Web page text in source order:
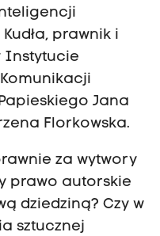
prawnik i
Instytucie
Jana
Florkowska.
za wytwory
prawo autorskie
dziedziną? Czy w
sztucznej